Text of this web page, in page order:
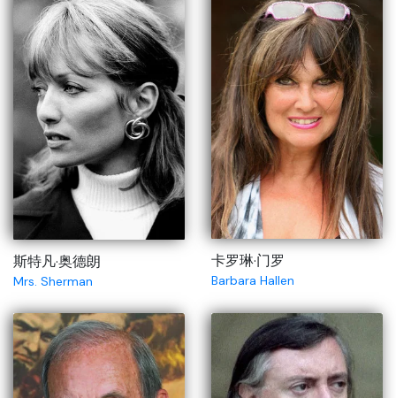
斯特凡·奥德朗
Mrs. Sherman
卡罗琳·门罗
Barbara Hallen